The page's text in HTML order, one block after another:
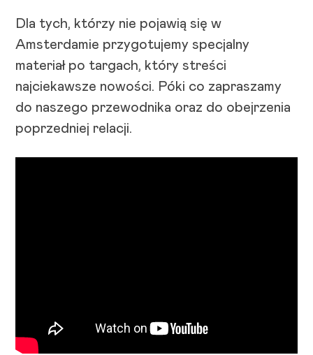
Dla tych, którzy nie pojawią się w
Amsterdamie przygotujemy specjalny
materiał po targach, który streści
najciekawsze nowości. Póki co zapraszamy
do naszego przewodnika oraz do obejrzenia
poprzedniej relacji.